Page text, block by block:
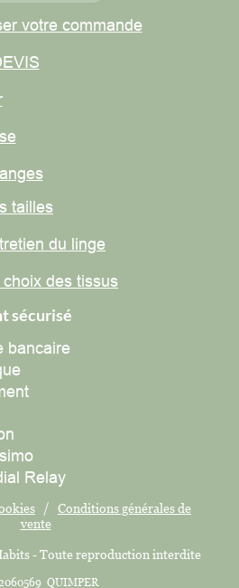
votre commande
tailles
du linge
des tissus
sécurisé
bancaire
Relay
/ Conditions générales de
vente
- Toute reproduction interdite
QUIMPER